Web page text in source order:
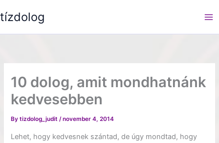
to
tízdolog
10 dolog, amit mondhatnánk
kedvesebben
Bytizdolog_judit/november 4, 2014
Lehet, hogy kedvesnek szántad, de úgy mondtad, hogy